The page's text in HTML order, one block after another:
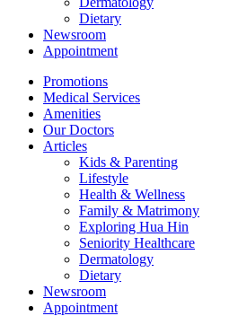
Dietary
Newsroom
Appointment
Promotions
Medical Services
Amenities
Our Doctors
Articles
Kids & Parenting
Lifestyle
Health & Wellness
Family & Matrimony
Exploring Hua Hin
Seniority Healthcare
Dermatology
Dietary
Newsroom
Appointment